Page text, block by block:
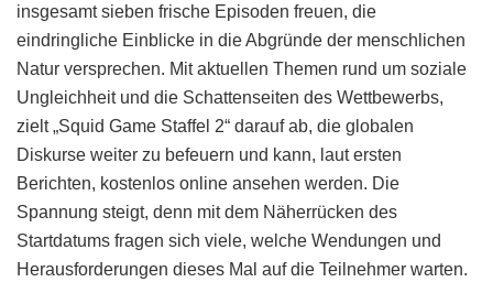
insgesamt sieben frische Episoden freuen, die
eindringliche Einblicke in die Abgründe der menschlichen
Natur versprechen. Mit aktuellen Themen rund um soziale
Ungleichheit und die Schattenseiten des Wettbewerbs,
zielt „Squid Game Staffel 2“ darauf ab, die globalen
Diskurse weiter zu befeuern und kann, laut ersten
Berichten, kostenlos online ansehen werden. Die
Spannung steigt, denn mit dem Näherrücken des
Startdatums fragen sich viele, welche Wendungen und
Herausforderungen dieses Mal auf die Teilnehmer warten.